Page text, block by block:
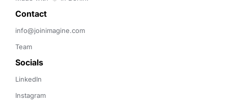
Contact
info@joinimagine.com
Team
Socials
LinkedIn
Instagram